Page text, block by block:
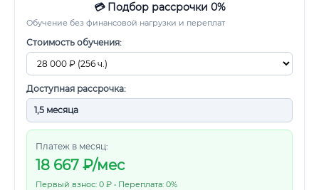
💳 Подбор рассрочки 0%
Обучение без финансовой нагрузки и переплат
Стоимость обучения:
Доступная рассрочка:
Платеж в месяц:
18 667 ₽/мес
Первый взнос: 0 ₽ • Переплата: 0%